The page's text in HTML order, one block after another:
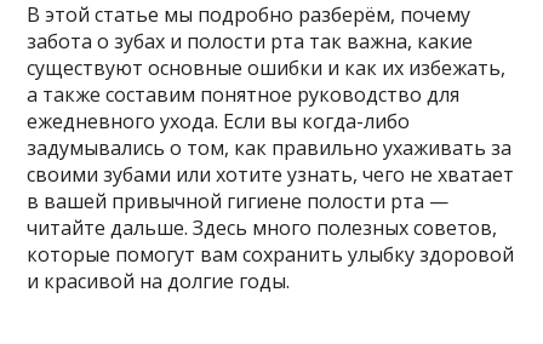
В этой статье мы подробно разберём, почему
забота о зубах и полости рта так важна, какие
существуют основные ошибки и как их избежать,
а также составим понятное руководство для
ежедневного ухода. Если вы когда-либо
задумывались о том, как правильно ухаживать за
своими зубами или хотите узнать, чего не хватает
в вашей привычной гигиене полости рта —
читайте дальше. Здесь много полезных советов,
которые помогут вам сохранить улыбку здоровой
и красивой на долгие годы.